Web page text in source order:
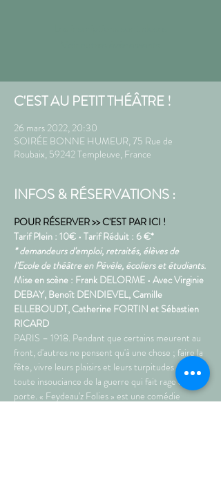
C'EST AU PETIT THÉÂTRE !
26 mars 2022, 20:30
SOIRÉE BONNE HUMEUR, 75 Rue de
Roubaix, 59242 Templeuve, France
INFOS & RÉSERVATIONS :
POUR RÉSERVER >> C'EST PAR ICI !
Tarif Plein : 10€ • Tarif Réduit : 6 €*
* demandeurs d'emploi, retraités, élèves de
l'Ecole de théâtre en Pévèle, écoliers et étudiants.
Mise en scène : Frank DELORME • Avec Virginie
DEBAY, Benoît DENDIEVEL, Camille
ELLEBOUDT, Catherine FORTIN et Sébastien
RICARD
PARIS – 1918. Pendant que certains meurent au
front, d'autres ne pensent qu'à une chose ; faire la
fête, vivre leurs plaisirs et leurs turpitudes en
toute insouciance de la guerre qui fait rage à leur
porte. « Feydeau'z Folies » est une comédie